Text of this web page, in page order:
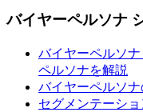
バイヤーペルソナ
バイヤーペルソ
ペルソナを解説
バイヤーペルソ
セグメンテーシ